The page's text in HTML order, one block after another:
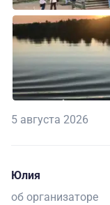
5 августа 2026
Юлия
об организаторе